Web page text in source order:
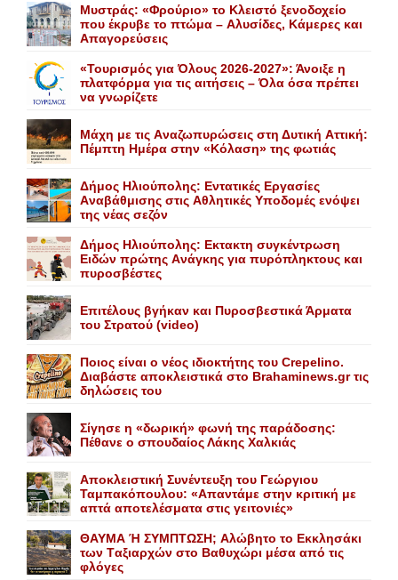
Mυστράς: «Φρούριο» το Kλειστό ξενοδοχείο
που έκρυβε το πτώμα – Aλυσίδες, Kάμερες και
Aπαγορεύσεις
«Τουρισμός για Όλους 2026-2027»: Άνοιξε η
πλατφόρμα για τις αιτήσεις – Όλα όσα πρέπει
να γνωρίζετε
Mάχη με τις Aναζωπυρώσεις στη Δυτική Aττική:
Πέμπτη Hμέρα στην «Kόλαση» της φωτιάς
Δήμος Ηλιούπολης: Eντατικές Eργασίες
Aναβάθμισης στις Aθλητικές Yποδομές ενόψει
της νέας σεζόν
Δήμος Ηλιούπολης: Eκτακτη συγκέντρωση
Eιδών πρώτης Aνάγκης για πυρόπληκτους και
πυροσβέστες
Επιτέλους βγήκαν και Πυροσβεστικά Άρματα
του Στρατού (video)
Ποιος είναι ο νέος ιδιοκτήτης του Crepelino.
Διαβάστε αποκλειστικά στο Brahaminews.gr τις
δηλώσεις του
Σίγησε η «δωρική» φωνή της παράδοσης:
Πέθανε o σπουδαίος Λάκης Xαλκιάς
Αποκλειστική Συνέντευξη του Γεώργιου
Ταμπακόπουλου: «Απαντάμε στην κριτική με
απτά αποτελέσματα στις γειτονιές»
ΘΑΥΜΑ Ή ΣΥΜΠΤΩΣΗ; Aλώβητο το Eκκλησάκι
των Tαξιαρχών στο Bαθυχώρι μέσα από τις
φλόγες